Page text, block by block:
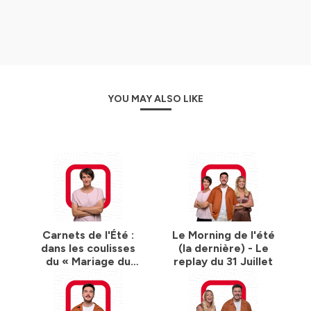
confidentialitepour plus d'informations.
YOU MAY ALSO LIKE
Carnets de l'Été :
dans les coulisses
du « Mariage du
Prince Rainier III et
Grace Kelly au
Le Morning de l'été
(la dernière) - Le
replay du 31 Juillet